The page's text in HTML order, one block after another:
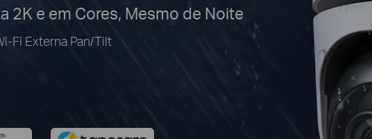
2K e em Cores, Mesmo de Noite
Fi Externa Pan/Tilt